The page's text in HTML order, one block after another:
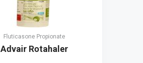
Fluticasone Propionate
Advair Rotahaler